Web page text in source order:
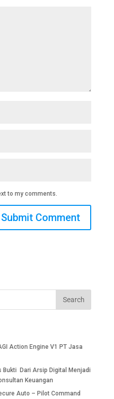
to my comments.
Search
Action Engine V1 PT Jasa
Dari Arsip Digital Menjadi
Keuangan
Auto – Pilot Command